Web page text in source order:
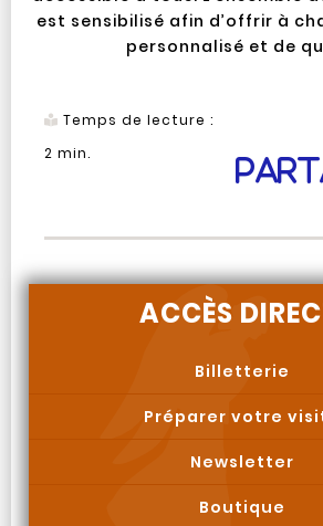
est sensibilisé afin d’offrir à
personnalisé et de
Temps de lecture :
2 min.
ACCÈS
Billetterie
Préparer votre
Newsletter
Boutique